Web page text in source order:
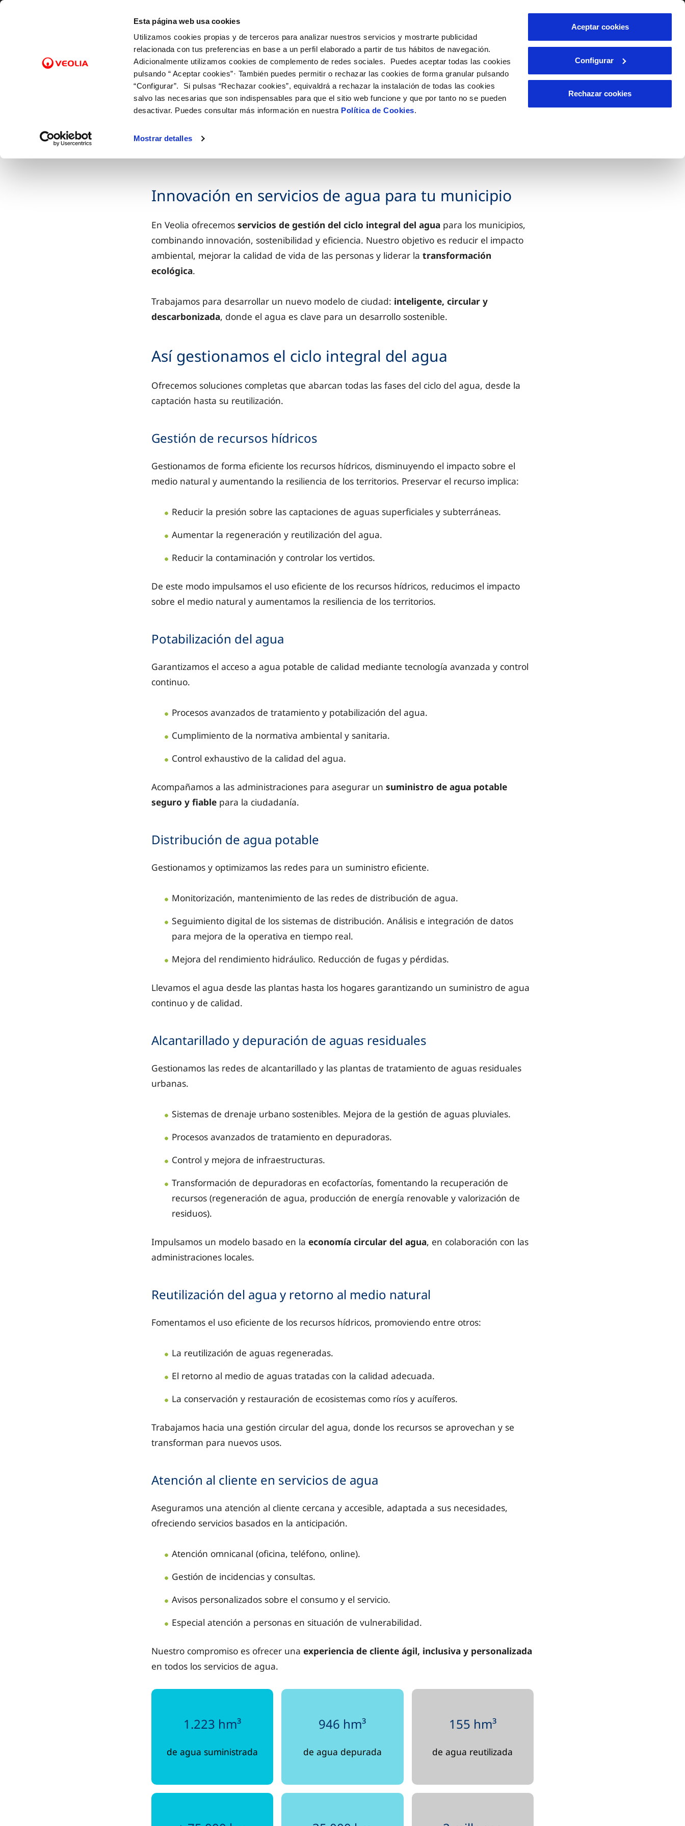
Esta página web usa cookies
Utilizamos cookies propias y de terceros para analizar nuestros servicios y mostrarte publicidad
relacionada con tus preferencias en base a un perfil elaborado a partir de tus hábitos de navegación.
Adicionalmente utilizamos cookies de complemento de redes sociales. Puedes aceptar todas las cookies
pulsando “ Aceptar cookies”· También puedes permitir o rechazar las cookies de forma granular pulsando
“Configurar”. Si pulsas “Rechazar cookies”, equivaldrá a rechazar la instalación de todas las cookies
salvo las necesarias que son indispensables para que el sitio web funcione y que por tanto no se pueden
desactivar. Puedes consultar más información en nuestra Política de Cookies.
Mostrar detalles
Aceptar cookies
Configurar
Rechazar cookies
Conócenos Nuestros servicios
NUESTROS SERVICIOS
Innovación en servicios de agua para tu municipio
En Veolia ofrecemos servicios de gestión del ciclo integral del agua para los municipios,
combinando innovación, sostenibilidad y eficiencia. Nuestro objetivo es reducir el impacto
ambiental, mejorar la calidad de vida de las personas y liderar la transformación
ecológica.
Trabajamos para desarrollar un nuevo modelo de ciudad: inteligente, circular y
descarbonizada, donde el agua es clave para un desarrollo sostenible.
Así gestionamos el ciclo integral del agua
Ofrecemos soluciones completas que abarcan todas las fases del ciclo del agua, desde la
captación hasta su reutilización.
Gestión de recursos hídricos
Gestionamos de forma eficiente los recursos hídricos, disminuyendo el impacto sobre el
medio natural y aumentando la resiliencia de los territorios. Preservar el recurso implica:
Reducir la presión sobre las captaciones de aguas superficiales y subterráneas.
Aumentar la regeneración y reutilización del agua.
Reducir la contaminación y controlar los vertidos.
De este modo impulsamos el uso eficiente de los recursos hídricos, reducimos el impacto
sobre el medio natural y aumentamos la resiliencia de los territorios.
Potabilización del agua
Garantizamos el acceso a agua potable de calidad mediante tecnología avanzada y control
continuo.
Procesos avanzados de tratamiento y potabilización del agua.
Cumplimiento de la normativa ambiental y sanitaria.
Control exhaustivo de la calidad del agua.
Acompañamos a las administraciones para asegurar un suministro de agua potable
seguro y fiable para la ciudadanía.
Distribución de agua potable
Gestionamos y optimizamos las redes para un suministro eficiente.
Monitorización, mantenimiento de las redes de distribución de agua.
Seguimiento digital de los sistemas de distribución. Análisis e integración de datos
para mejora de la operativa en tiempo real.
Mejora del rendimiento hidráulico. Reducción de fugas y pérdidas.
Llevamos el agua desde las plantas hasta los hogares garantizando un suministro de agua
continuo y de calidad.
Alcantarillado y depuración de aguas residuales
Gestionamos las redes de alcantarillado y las plantas de tratamiento de aguas residuales
urbanas.
Sistemas de drenaje urbano sostenibles. Mejora de la gestión de aguas pluviales.
Procesos avanzados de tratamiento en depuradoras.
Control y mejora de infraestructuras.
Transformación de depuradoras en ecofactorías, fomentando la recuperación de
recursos (regeneración de agua, producción de energía renovable y valorización de
residuos).
Impulsamos un modelo basado en la economía circular del agua, en colaboración con las
administraciones locales.
Reutilización del agua y retorno al medio natural
Fomentamos el uso eficiente de los recursos hídricos, promoviendo entre otros:
La reutilización de aguas regeneradas.
El retorno al medio de aguas tratadas con la calidad adecuada.
La conservación y restauración de ecosistemas como ríos y acuíferos.
Trabajamos hacia una gestión circular del agua, donde los recursos se aprovechan y se
transforman para nuevos usos.
Atención al cliente en servicios de agua
Aseguramos una atención al cliente cercana y accesible, adaptada a sus necesidades,
ofreciendo servicios basados en la anticipación.
Atención omnicanal (oficina, teléfono, online).
Gestión de incidencias y consultas.
Avisos personalizados sobre el consumo y el servicio.
Especial atención a personas en situación de vulnerabilidad.
Nuestro compromiso es ofrecer una experiencia de cliente ágil, inclusiva y personalizada
en todos los servicios de agua.
1.223 hm³
de agua suministrada
946 hm³
de agua depurada
155 hm³
de agua reutilizada